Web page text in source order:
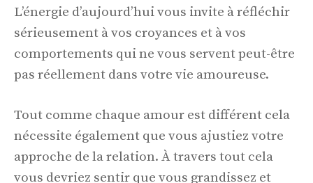
L’énergie d’aujourd’hui vous invite à réfléchir
sérieusement à vos croyances et à vos
comportements qui ne vous servent peut-être
pas réellement dans votre vie amoureuse.
Tout comme chaque amour est différent cela
nécessite également que vous ajustiez votre
approche de la relation. À travers tout cela
vous devriez sentir que vous grandissez et